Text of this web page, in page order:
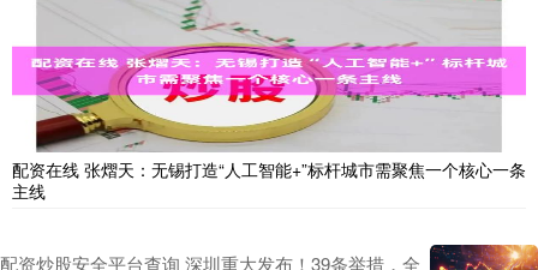
配资在线 张熠天：无锡打造“人工智能+”标杆城市需聚焦一个核心一条
主线
配资炒股安全平台查询 深圳重大发布！39条举措，全